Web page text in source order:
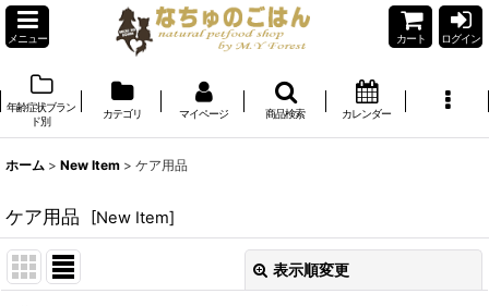
メニュー カート ログイン
年齢症状ブラン
ド別
カテゴリ マイページ 商品検索 カレンダー
ホーム > New Item > ケア用品
ケア用品 [New Item]
表示順変更